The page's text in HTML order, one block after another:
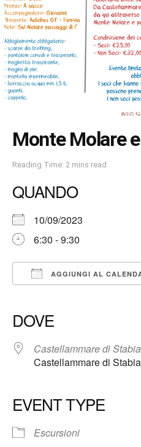
Monte Molare
Reading Time: 2 mins read
QUANDO
10/09/2023
6:30 - 9:30
AGGIUNGI AL
DOVE
Castellammare di Stabia
Castellammare di
EVENT TYPE
Escursioni